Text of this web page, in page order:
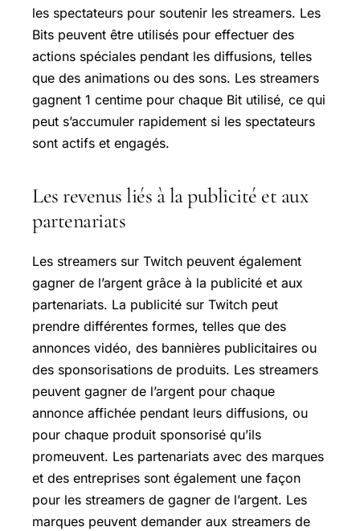
les spectateurs pour soutenir les streamers. Les
Bits peuvent être utilisés pour effectuer des
actions spéciales pendant les diffusions, telles
que des animations ou des sons. Les streamers
gagnent 1 centime pour chaque Bit utilisé, ce qui
peut s’accumuler rapidement si les spectateurs
sont actifs et engagés.
Les revenus liés à la publicité et aux
partenariats
Les streamers sur Twitch peuvent également
gagner de l’argent grâce à la publicité et aux
partenariats. La publicité sur Twitch peut
prendre différentes formes, telles que des
annonces vidéo, des bannières publicitaires ou
des sponsorisations de produits. Les streamers
peuvent gagner de l’argent pour chaque
annonce affichée pendant leurs diffusions, ou
pour chaque produit sponsorisé qu’ils
promeuvent. Les partenariats avec des marques
et des entreprises sont également une façon
pour les streamers de gagner de l’argent. Les
marques peuvent demander aux streamers de